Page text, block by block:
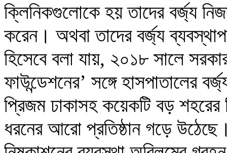
ক্লিনিকগুলোকে হয় তাদের বর্জ্য
করেন। অথবা তাদের বর্জ্য
হিসেবে বলা যায়, ২০১৮ সালে
ফাউন্ডেশনের’ সঙ্গে হাসপাতালের
প্রিজম ঢাকাসহ কয়েকটি বড় শহরের
ধরনের আরো প্রতিষ্ঠান গড়ে